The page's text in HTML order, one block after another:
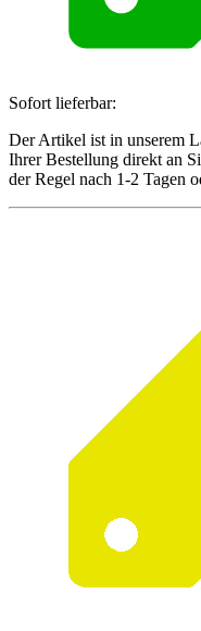
Sofort lieferbar:
Der Artikel ist in unserem
Ihrer Bestellung direkt an
der Regel nach 1-2 Tagen